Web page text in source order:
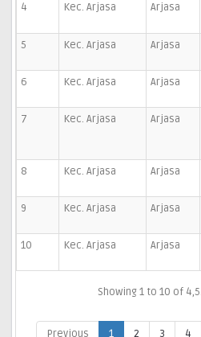
4 Kec. Arjasa Arjasa
5 Kec. Arjasa Arjasa
6 Kec. Arjasa Arjasa
7 Kec. Arjasa Arjasa
8 Kec. Arjasa Arjasa
9 Kec. Arjasa Arjasa
10 Kec. Arjasa Arjasa
Showing 1 to 10 of
Previous 1 2 3 4